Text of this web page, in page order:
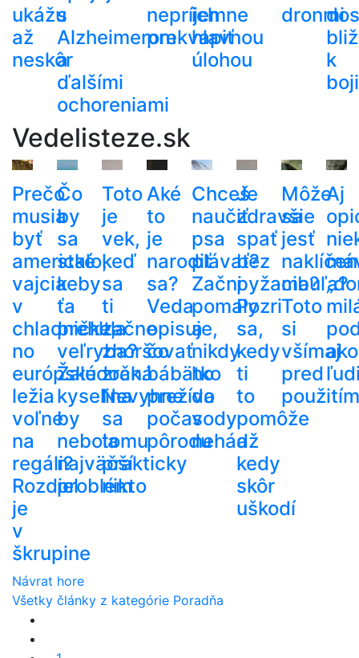
ukážu
až
neskôr
s
Alzheimerom
a
ďalšími
ochoreniami
nepríjemne
prekvapiť
ich
hlavnou
úlohou
dronmi
k
Vedelisteze.sk
Prečo
musia
byť
americké
vajcia
v
chladničke,
no
európske
ležia
voľne
na
regáli?
Rozdiel
je
v
škrupine
Čo
by
sa
stalo,
keby
ťa
prehltla
veľryba?
Žalúdočná
kyselina
by
nebola
najväčší
problém
Toto
je
vek,
keď
sa
ti
začne
zhoršovať
zrak.
Nevyhne
sa
tomu
prakticky
nikto
Aké
to
je
narodiť
sa?
Veda
opisuje,
čo
bábätko
prežíva
počas
pôrodu
Chceš
naučiť
psa
plávať?
Začni
pomaly
a
nikdy
ho
do
vody
nehádž
Je
zdravšie
spať
bez
pyžama?
Pozri
sa,
kedy
ti
to
pomôže
a
kedy
skôr
uškodí
Môže
sa
jesť
cibuľa?
Toto
si
všímaj
pred
použitím
Aj
ako
Návrat hore
Všetky články z kategórie Poradňa